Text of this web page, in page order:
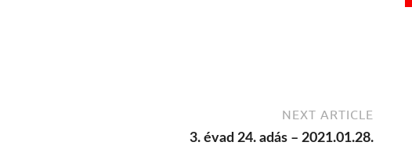
NEXT ARTICLE
3. évad 24. adás – 2021.01.28.